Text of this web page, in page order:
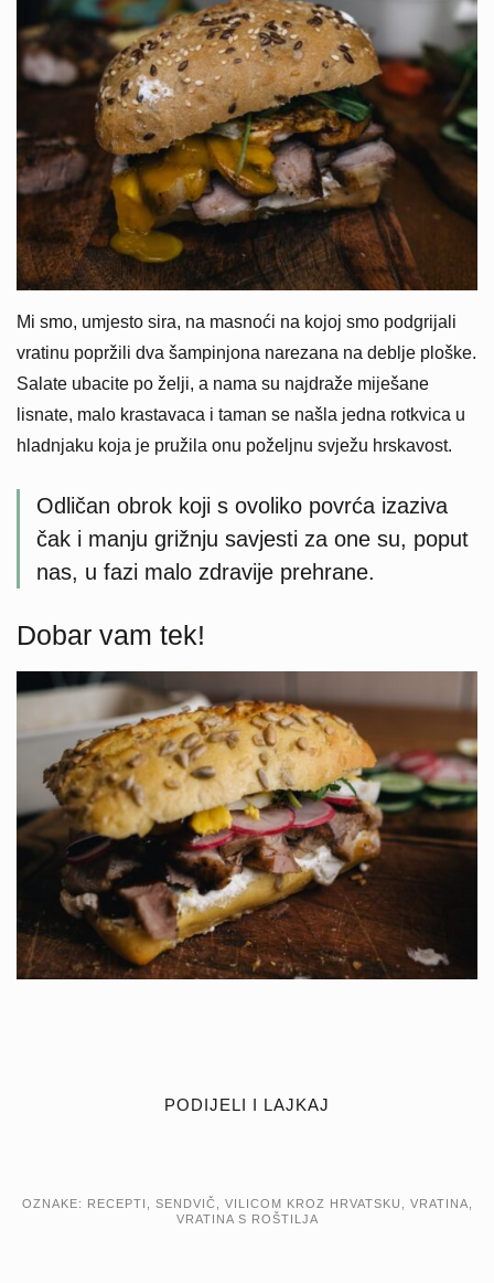
Mi smo, umjesto sira, na masnoći na kojoj smo podgrijali
vratinu popržili dva šampinjona narezana na deblje ploške.
Salate ubacite po želji, a nama su najdraže miješane
lisnate, malo krastavaca i taman se našla jedna rotkvica u
hladnjaku koja je pružila onu poželjnu svježu hrskavost.
Odličan obrok koji s ovoliko povrća izaziva
čak i manju grižnju savjesti za one su, poput
nas, u fazi malo zdravije prehrane.
Dobar vam tek!
PODIJELI I LAJKAJ
OZNAKE: RECEPTI SENDVIČ VILICOM KROZ HRVATSKU VRATINA
VRATINA S ROŠTILJA